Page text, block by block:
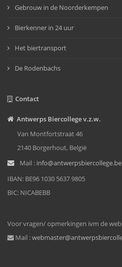
Gebrouw in de Noorderkempen
Bierkenner in 24 uur
Het biertransport
De Rodenbachs
Contact
Antwerps Biercollege v.z.w.
Van Montfortstraat 46
2140 Borgerhout, België
Mail : info@antwerpsbiercollege.be
IBAN: BE96 1030 5637 9805
BIC: NICABEBB
Voor vragen/ opmerkingen ivm de
Mail :